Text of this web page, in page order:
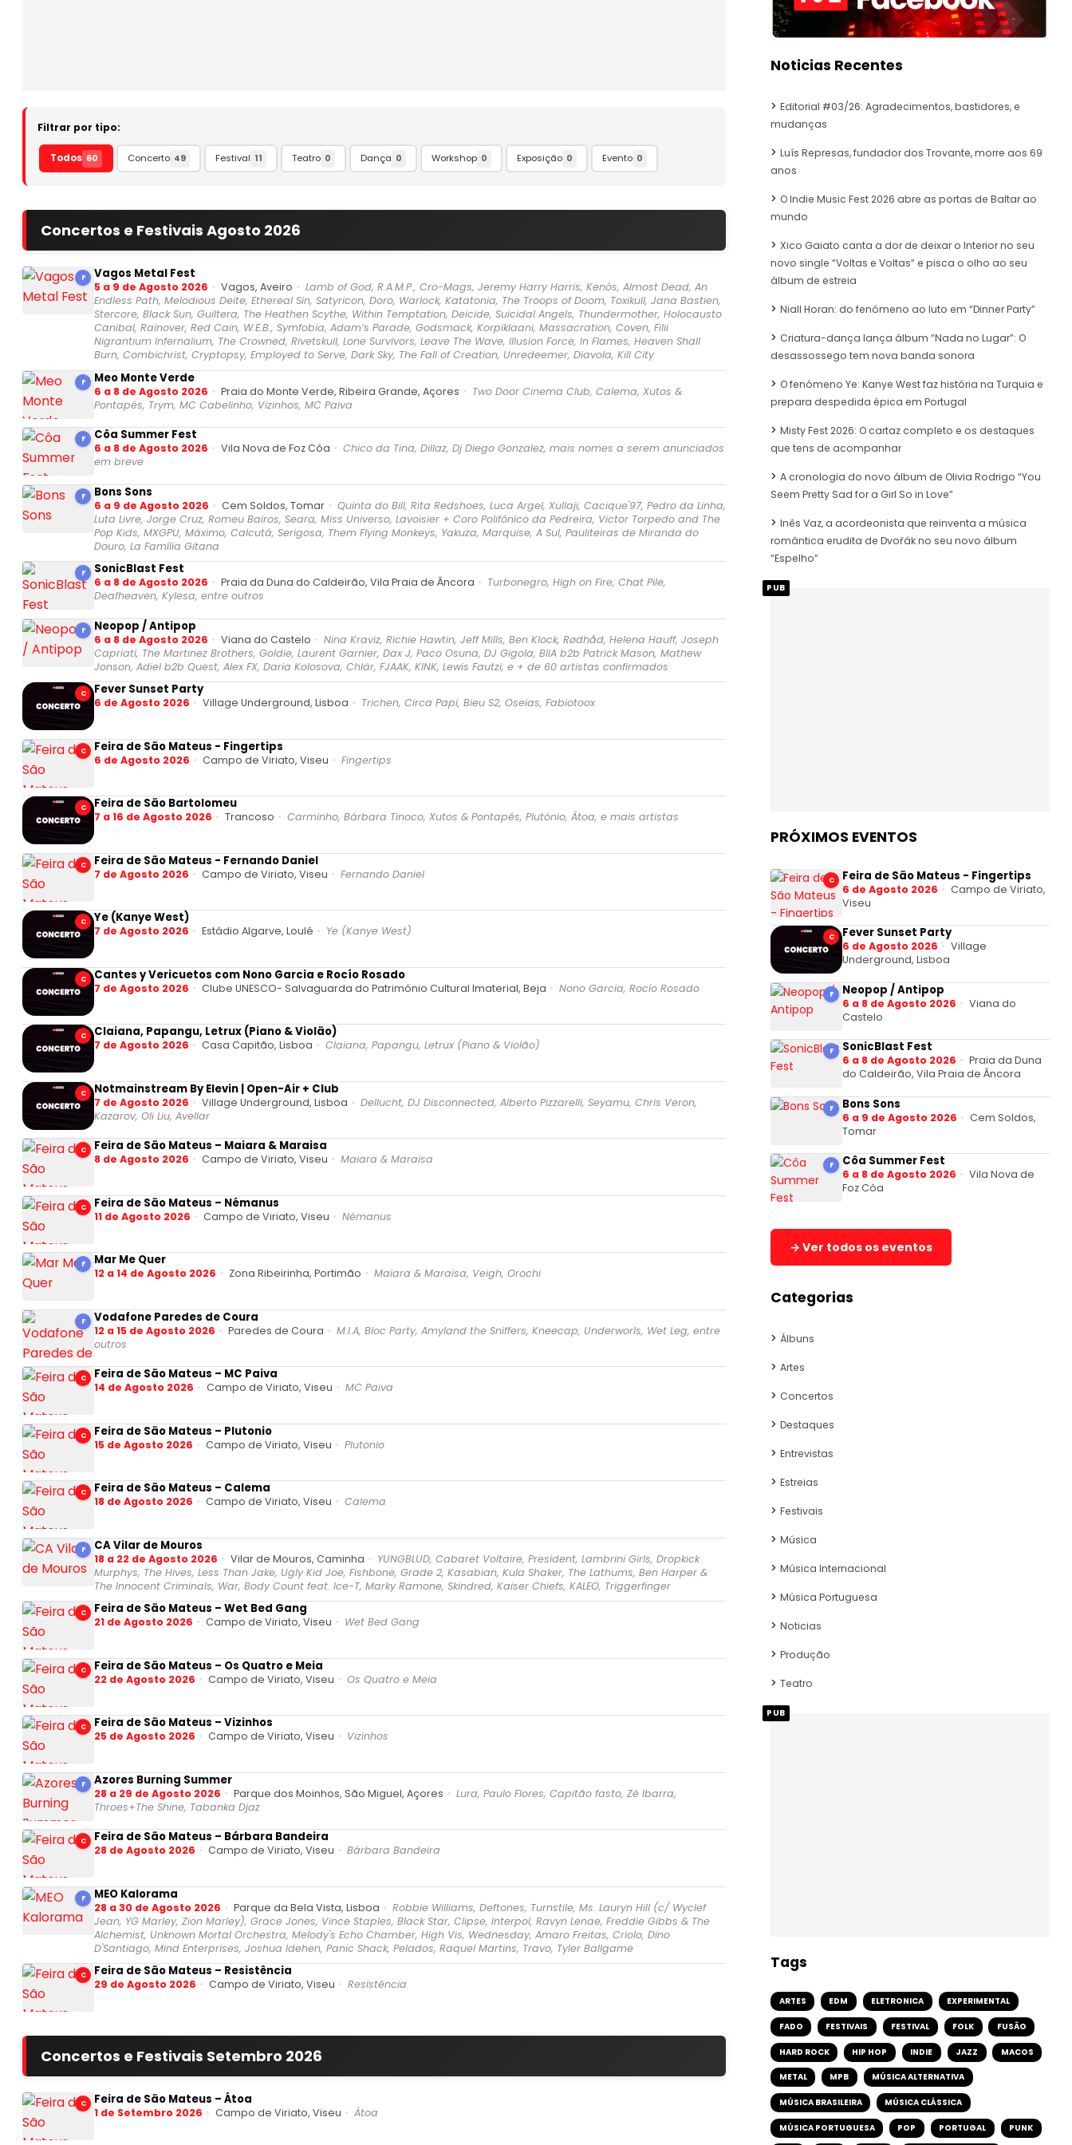
Filtrar por tipo:
Todos 60 Concerto 49 Festival 11 Teatro 0 Dança 0 Workshop 0 Exposição 0 Evento 0
Concertos e Festivais Agosto 2026
F Vagos Metal Fest
5 a 9 de Agosto 2026 Vagos, Aveiro
Lamb of God, R.A.M.P., Cro-Mags, Jeremy Harry Harris, Kenòs, Almost Dead, An
Endless Path, Melodious Deite, Ethereal Sin, Satyricon, Doro, Warlock, Katatonia, The Troops of Doom, Toxikull, Jana Bastien,
Stercore, Black Sun, Guiltera, The Heathen Scythe, Within Temptation, Deicide, Suicidal Angels, Thundermother, Holocausto
Canibal, Rainover, Red Cain, W.E.B., Symfobia, Adam’s Parade, Godsmack, Korpiklaani, Massacration, Coven, Filii
Nigrantium Infernalium, The Crowned, Rivetskull, Lone Survivors, Leave The Wave, Illusion Force, In Flames, Heaven Shall
Burn, Combichrist, Cryptopsy, Employed to Serve, Dark Sky, The Fall of Creation, Unredeemer, Diavola, Kill City
F Meo Monte Verde
6 a 8 de Agosto 2026 Praia do Monte Verde, Ribeira Grande, Açores
Two Door Cinema Club, Calema, Xutos &
Pontapés, Trym, MC Cabelinho, Vizinhos, MC Paiva
F Côa Summer Fest
6 a 8 de Agosto 2026 Vila Nova de Foz Côa
Chico da Tina, Dillaz, Dj Diego Gonzalez, mais nomes a serem anunciados
em breve
F Bons Sons
6 a 9 de Agosto 2026 Cem Soldos, Tomar
Quinta do Bill, Rita Redshoes, Luca Argel, Xullaji, Cacique'97, Pedro da Linha,
Luta Livre, Jorge Cruz, Romeu Bairos, Seara, Miss Universo, Lavoisier + Coro Polifónico da Pedreira, Victor Torpedo and The
Pop Kids, MXGPU, Máximo, Calcutá, Serigosa, Them Flying Monkeys, Yakuza, Marquise, A Sul, Pauliteiras de Miranda do
Douro, La Família Gitana
F SonicBlast Fest
6 a 8 de Agosto 2026 Praia da Duna do Caldeirão, Vila Praia de Âncora
Turbonegro, High on Fire, Chat Pile,
Deafheaven, Kylesa, entre outros
F Neopop / Antipop
6 a 8 de Agosto 2026 Viana do Castelo
Nina Kraviz, Richie Hawtin, Jeff Mills, Ben Klock, Rødhåd, Helena Hauff, Joseph
Capriati, The Martinez Brothers, Goldie, Laurent Garnier, Dax J, Paco Osuna, DJ Gigola, BIIA b2b Patrick Mason, Mathew
Jonson, Adiel b2b Quest, Alex FX, Daria Kolosova, Chlär, FJAAK, KINK, Lewis Fautzi, e + de 60 artistas confirmados
C Fever Sunset Party
6 de Agosto 2026 Village Underground, Lisboa Trichen, Circa Papi, Bieu S2, Oseias, Fabiotoox
C Feira de São Mateus - Fingertips
6 de Agosto 2026 Campo de Viriato, Viseu Fingertips
C Feira de São Bartolomeu
7 a 16 de Agosto 2026 Trancoso Carminho, Bárbara Tinoco, Xutos & Pontapés, Plutónio, Átoa, e mais artistas
C Feira de São Mateus - Fernando Daniel
7 de Agosto 2026 Campo de Viriato, Viseu Fernando Daniel
C Ye (Kanye West)
7 de Agosto 2026 Estádio Algarve, Loulé Ye (Kanye West)
C Cantes y Vericuetos com Nono Garcia e Rocío Rosado
7 de Agosto 2026 Clube UNESCO- Salvaguarda do Património Cultural Imaterial, Beja Nono Garcia, Rocío Rosado
C Claiana, Papangu, Letrux (Piano & Violão)
7 de Agosto 2026 Casa Capitão, Lisboa Claiana, Papangu, Letrux (Piano & Violão)
C Notmainstream By Elevin | Open-Air + Club
7 de Agosto 2026 Village Underground, Lisboa
Dellucht, DJ Disconnected, Alberto Pizzarelli, Seyamu, Chris Veron,
Kazarov, Oli Liu, Avellar
C Feira de São Mateus – Maiara & Maraisa
8 de Agosto 2026 Campo de Viriato, Viseu Maiara & Maraisa
C Feira de São Mateus – Némanus
11 de Agosto 2026 Campo de Viriato, Viseu Némanus
F Mar Me Quer
12 a 14 de Agosto 2026 Zona Ribeirinha, Portimão Maiara & Maraisa, Veigh, Orochi
F Vodafone Paredes de Coura
12 a 15 de Agosto 2026 Paredes de Coura
M.I.A, Bloc Party, Amyland the Sniffers, Kneecap, Underworls, Wet Leg, entre
outros
C Feira de São Mateus – MC Paiva
14 de Agosto 2026 Campo de Viriato, Viseu MC Paiva
C Feira de São Mateus – Plutonio
15 de Agosto 2026 Campo de Viriato, Viseu Plutonio
C Feira de São Mateus – Calema
18 de Agosto 2026 Campo de Viriato, Viseu Calema
F CA Vilar de Mouros
18 a 22 de Agosto 2026 Vilar de Mouros, Caminha
YUNGBLUD, Cabaret Voltaire, President, Lambrini Girls, Dropkick
Murphys, The Hives, Less Than Jake, Ugly Kid Joe, Fishbone, Grade 2, Kasabian, Kula Shaker, The Lathums, Ben Harper &
The Innocent Criminals, War, Body Count feat. Ice-T, Marky Ramone, Skindred, Kaiser Chiefs, KALEO, Triggerfinger
C Feira de São Mateus – Wet Bed Gang
21 de Agosto 2026 Campo de Viriato, Viseu Wet Bed Gang
C Feira de São Mateus – Os Quatro e Meia
22 de Agosto 2026 Campo de Viriato, Viseu Os Quatro e Meia
C Feira de São Mateus – Vizinhos
25 de Agosto 2026 Campo de Viriato, Viseu Vizinhos
F Azores Burning Summer
28 a 29 de Agosto 2026 Parque dos Moinhos, São Miguel, Açores
Lura, Paulo Flores, Capitão fasto, Zé Ibarra,
Throes+The Shine, Tabanka Djaz
C Feira de São Mateus – Bárbara Bandeira
28 de Agosto 2026 Campo de Viriato, Viseu Bárbara Bandeira
F MEO Kalorama
28 a 30 de Agosto 2026 Parque da Bela Vista, Lisboa
Robbie Williams, Deftones, Turnstile, Ms. Lauryn Hill (c/ Wyclef
Jean, YG Marley, Zion Marley), Grace Jones, Vince Staples, Black Star, Clipse, Interpol, Ravyn Lenae, Freddie Gibbs & The
Alchemist, Unknown Mortal Orchestra, Melody's Echo Chamber, High Vis, Wednesday, Amaro Freitas, Criolo, Dino
D'Santiago, Mind Enterprises, Joshua Idehen, Panic Shack, Pelados, Raquel Martins, Travo, Tyler Ballgame
C Feira de São Mateus – Resistência
29 de Agosto 2026 Campo de Viriato, Viseu Resistência
Concertos e Festivais Setembro 2026
C Feira de São Mateus – Átoa
1 de Setembro 2026 Campo de Viriato, Viseu Átoa
Noticias Recentes
Editorial #03/26: Agradecimentos, bastidores, e
mudanças
Luís Represas, fundador dos Trovante, morre aos 69
anos
O Indie Music Fest 2026 abre as portas de Baltar ao
mundo
Xico Gaiato canta a dor de deixar o Interior no seu
novo single “Voltas e Voltas” e pisca o olho ao seu
álbum de estreia
Niall Horan: do fenómeno ao luto em “Dinner Party”
Criatura-dança lança álbum “Nada no Lugar”: O
desassossego tem nova banda sonora
O fenómeno Ye: Kanye West faz história na Turquia e
prepara despedida épica em Portugal
Misty Fest 2026: O cartaz completo e os destaques
que tens de acompanhar
A cronologia do novo álbum de Olivia Rodrigo “You
Seem Pretty Sad for a Girl So in Love”
Inês Vaz, a acordeonista que reinventa a música
romântica erudita de Dvořák no seu novo álbum
“Espelho”
PUB
PRÓXIMOS EVENTOS
C Feira de São Mateus - Fingertips
6 de Agosto 2026
Campo de Viriato,
Viseu
C Fever Sunset Party
6 de Agosto 2026
Village
Underground, Lisboa
F Neopop / Antipop
6 a 8 de Agosto 2026
Viana do
Castelo
F SonicBlast Fest
6 a 8 de Agosto 2026
Praia da Duna
do Caldeirão, Vila Praia de Âncora
F Bons Sons
6 a 9 de Agosto 2026
Cem Soldos,
Tomar
F Côa Summer Fest
6 a 8 de Agosto 2026
Vila Nova de
Foz Côa
→ Ver todos os eventos
Categorias
Álbuns
Artes
Concertos
Destaques
Entrevistas
Estreias
Festivais
Música
Música Internacional
Música Portuguesa
Noticias
Produção
Teatro
PUB
Tags
ARTES EDM ELETRONICA EXPERIMENTAL
FADO FESTIVAIS FESTIVAL FOLK FUSÃO
HARD ROCK HIP HOP INDIE JAZZ MACOS
METAL MPB MÚSICA ALTERNATIVA
MÚSICA BRASILEIRA MÚSICA CLÁSSICA
MÚSICA PORTUGUESA POP PORTUGAL PUNK